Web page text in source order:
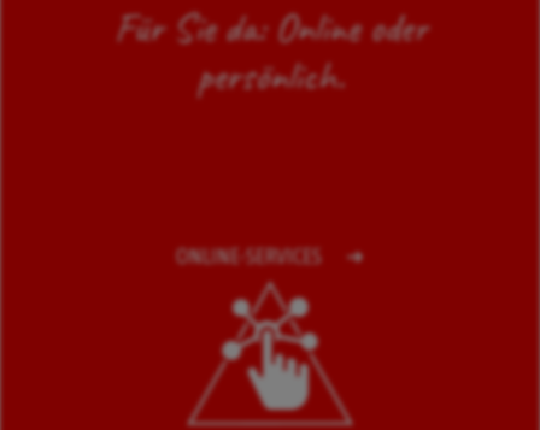
Für Sie da: Online oder
persönlich.
ONLINE-SERVICES